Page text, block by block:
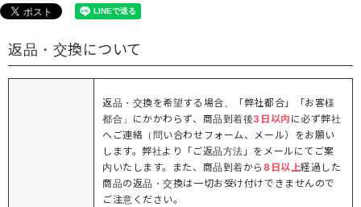
返品・交換について
返品・交換を希望する場合、「弊社都合」「お客様
都合」にかかわらず、商品到着後3日以内 に必ず弊社
へご連絡（問い合わせフォーム、メール）をお願い
します。弊社より「ご返品方法」をメールにてご案
内いたします。また、商品到着から 8日以上経過した
商品の返品・交換は一切お受け付けできませんので
ご注意ください。